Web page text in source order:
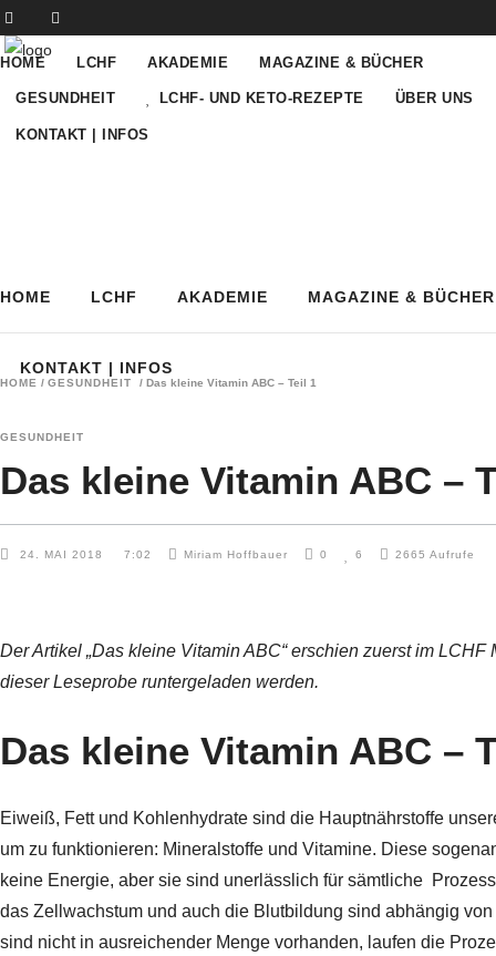
HOME LCHF AKADEMIE MAGAZINE & BÜCHER
KONTAKT | INFOS
HOME LCHF AKADEMIE MAGAZINE & BÜCHER
GESUNDHEIT LCHF- UND KETO-REZEPTE ÜBER UNS
KONTAKT | INFOS
HOME / GESUNDHEIT / Das kleine Vitamin ABC – Teil 1
GESUNDHEIT
Das kleine Vitamin ABC –
24. MAI 2018 7:02 Miriam Hoffbauer 0 6 2665 Aufrufe
Der Artikel „Das kleine Vitamin ABC“ erschien zuerst im
dieserLeseprobe runtergeladen werden.
Das kleine Vitamin ABC –
Eiweiß, Fett und Kohlenhydrate sind die Hauptnährstoffe
um zu funktionieren: Mineralstoffe und Vitamine. Diese
keine Energie, aber sie sind unerlässlich für sämtliche
das Zellwachstum und auch die Blutbildung sind abhängig
sind nicht in ausreichender Menge vorhanden, laufen die